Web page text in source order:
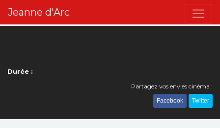
Jeanne d'Arc
Durée :
Partagez vos envies cinéma :
Facebook Twitter